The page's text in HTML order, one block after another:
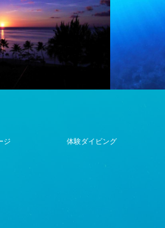
ジ
体験ダイビング